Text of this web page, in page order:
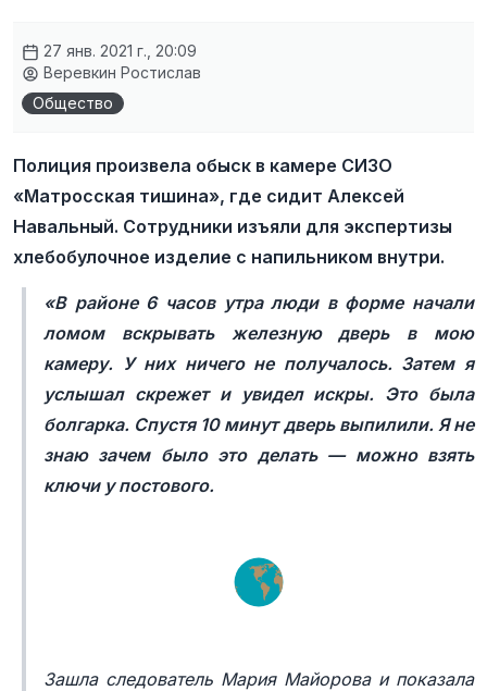
27 янв. 2021 г., 20:09
Веревкин Ростислав
Общество
Полиция произвела обыск в камере СИЗО
«Матросская тишина», где сидит Алексей
Навальный. Сотрудники изъяли для экспертизы
хлебобулочное изделие с напильником внутри.
«В районе 6 часов утра люди в форме начали
ломом вскрывать железную дверь в мою
камеру. У них ничего не получалось. Затем я
услышал скрежет и увидел искры. Это была
болгарка. Спустя 10 минут дверь выпилили. Я не
знаю зачем было это делать — можно взять
ключи у постового.
Зашла следователь Мария Майорова и показала